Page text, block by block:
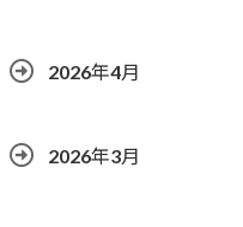
2026年4月
2026年3月